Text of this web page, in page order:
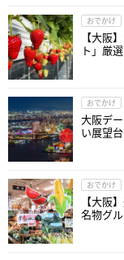
おでかけ
【大阪
ト」厳
おでかけ
大阪デ
い展望
おでかけ
【大阪
名物グ